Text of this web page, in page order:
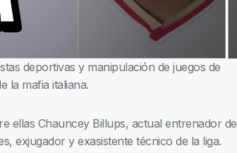
deportivas y manipulación de juegos de
la mafia italiana.
ellas Chauncey Billups, actual entrenador de
exjugador y exasistente técnico de la liga.